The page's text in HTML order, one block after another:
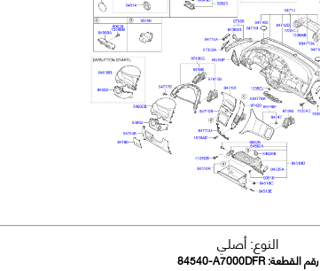
النوع: أصلي
رقم القطعة:84540-A7000DFR